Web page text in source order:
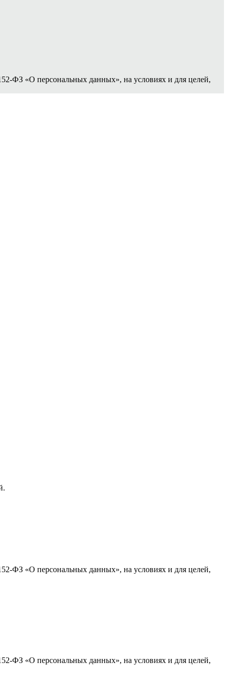
ФЗ «О персональных данных», на условиях и для целей,
ФЗ «О персональных данных», на условиях и для целей,
ФЗ «О персональных данных», на условиях и для целей,